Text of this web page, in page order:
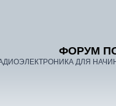
ФОРУМ
ДЛЯ